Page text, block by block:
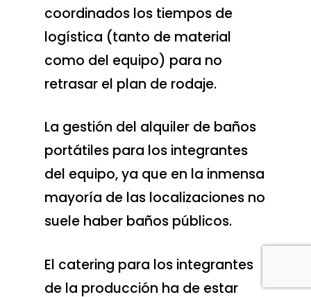
coordinados los tiempos de
logística (tanto de material
como del equipo) para no
retrasar el plan de rodaje.
La gestión del alquiler de baños
portátiles para los integrantes
del equipo, ya que en la inmensa
mayoría de las localizaciones no
suele haber baños públicos.
El catering para los integrantes
de la producción ha de estar